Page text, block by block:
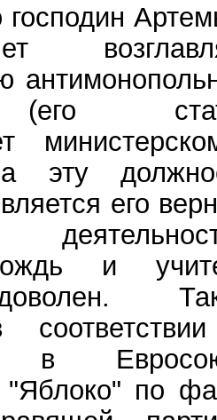
господин
эту
его
и
в
"Яблоко" по